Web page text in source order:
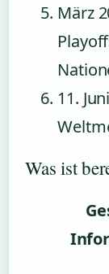
März
11.
Was ist